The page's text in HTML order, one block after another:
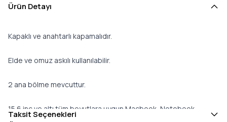
Ürün Detayı
Kapaklı ve anahtarlı kapamalıdır.
Elde ve omuz askılı kullanılabilir.
2 ana bölme mevcuttur.
15.6 inç ve altı tüm boyutlara uygun Macbook, Notebook,
Taksit Seçenekleri